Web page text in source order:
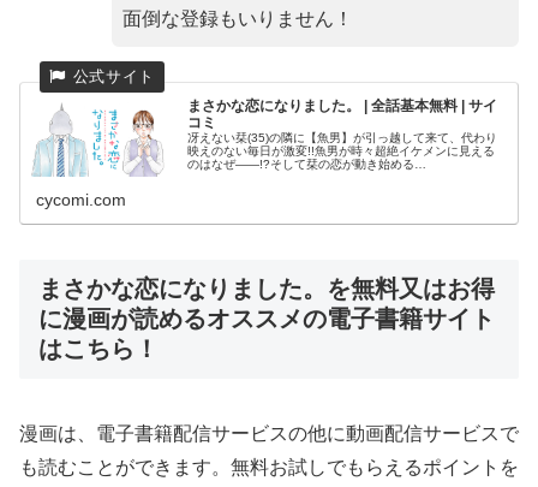
面倒な登録もいりません！
まさかな恋になりました。 | 全話基本無料 | サイ
コミ
冴えない栞(35)の隣に【魚男】が引っ越して来て、代わり
映えのない毎日が激変!!魚男が時々超絶イケメンに見える
のはなぜ――!?そして栞の恋が動き始める…
cycomi.com
まさかな恋になりました。を無料又はお得
に漫画が読めるオススメの電子書籍サイト
はこちら！
漫画は、電子書籍配信サービスの他に動画配信サービスで
も読むことができます。無料お試しでもらえるポイントを